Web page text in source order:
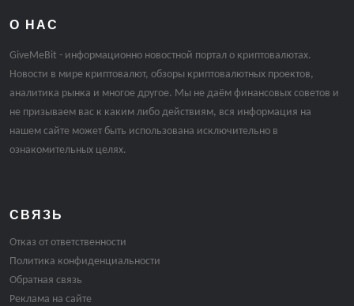
О НАС
GiveMeBit - информационно новостной портал о криптовалютах.
Новости в мире криптовалют, обзоры криптовалютных проектов,
аналитика рынка и многое другое. Мы не даём финансовых советов и
не призываем вас к каким либо действиям, вся информация на
нашем сайте может быть использована исключительно в
ознакомительных целях.
СВЯЗЬ
Отказ от ответственности
Политика конфиденциальности
Обратная связь
Реклама на сайте